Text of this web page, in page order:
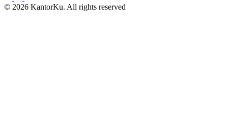
© 2026 KantorKu. All rights reserved